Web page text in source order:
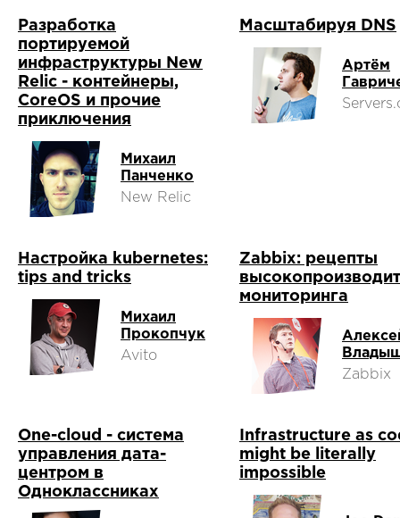
Разработка
портируемой
инфраструктуры New
Relic - контейнеры,
CoreOS и прочие
приключения
Михаил
Панченко
New Relic
Масштабируя DNS
Артём
Настройка kubernetes:
tips and tricks
Михаил
Прокопчук
Avito
Zabbix: рецепты
мониторинга
Zabbix
One-cloud - система
управления дата-
центром в
Одноклассниках
Infrastructure as
might be literally
impossible